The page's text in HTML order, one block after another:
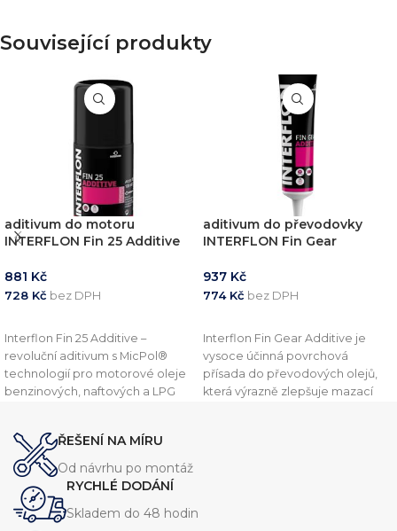
Související produkty
aditivum do motoru
INTERFLON Fin 25 Additive
881 Kč
728 Kč bez DPH
Interflon Fin 25 Additive –
revoluční aditivum s MicPol®
technologií pro motorové oleje
benzinových, naftových a LPG
oleje až o 15,6 % a zvyšte výkon.
Ideální pro profesionální i osobní
použití.Používáme jej sami a
garantujeme kvalitu.
aditivum do převodovky
INTERFLON Fin Gear
937 Kč
774 Kč bez DPH
Interflon Fin Gear Additive je
vysoce účinná povrchová
přísada do převodových olejů,
která výrazně zlepšuje mazací
ŘEŠENÍ NA MÍRU
Od návrhu po montáž
RYCHLÉ DODÁNÍ
Skladem do 48 hodin